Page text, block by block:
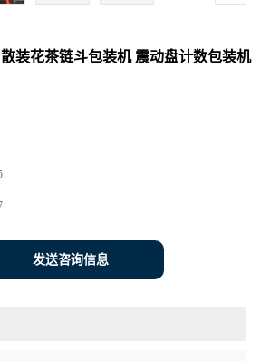
装花茶链斗包装机 震动盘计数包装机
发送咨询信息